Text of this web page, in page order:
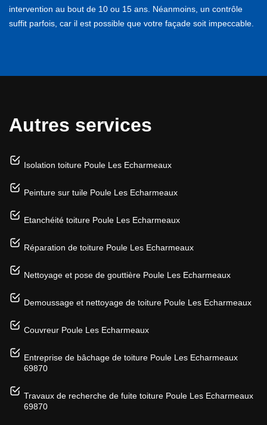
intervention au bout de 10 ou 15 ans. Néanmoins, un contrôle
suffit parfois, car il est possible que votre façade soit impeccable.
Autres services
Isolation toiture Poule Les Echarmeaux
Peinture sur tuile Poule Les Echarmeaux
Etanchéité toiture Poule Les Echarmeaux
Réparation de toiture Poule Les Echarmeaux
Nettoyage et pose de gouttière Poule Les Echarmeaux
Demoussage et nettoyage de toiture Poule Les Echarmeaux
Couvreur Poule Les Echarmeaux
Entreprise de bâchage de toiture Poule Les Echarmeaux
69870
Travaux de recherche de fuite toiture Poule Les Echarmeaux
69870